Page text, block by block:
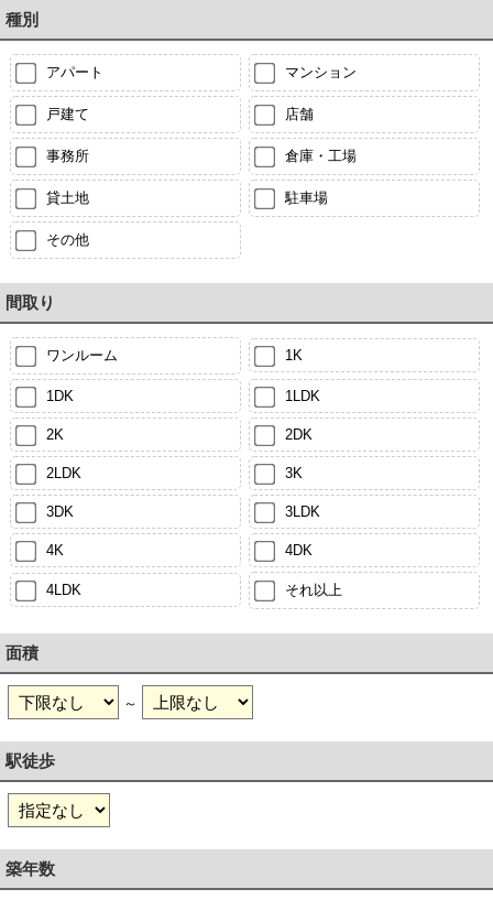
種別
アパート マンション
戸建て 店舗
事務所 倉庫・工場
貸土地 駐車場
その他
間取り
ワンルーム 1K
1DK 1LDK
2K 2DK
2LDK 3K
3DK 3LDK
4K 4DK
4LDK それ以上
面積
～
駅徒歩
築年数